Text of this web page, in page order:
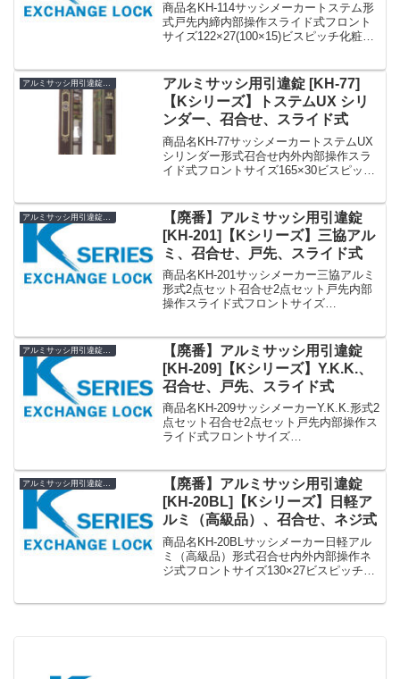
商品名KH-114サッシメーカートステム形
式戸先内締内部操作スライド式フロント
サイズ122×27(100×15)ビスピッチ化粧
表【KH】
アルミサッシ用引違錠 KH
アルミサッシ用引違錠 [KH-77]
【Kシリーズ】トステムUX シリ
ンダー、召合せ、スライド式
商品名KH-77サッシメーカートステムUX
シリンダー形式召合せ内外内部操作スラ
イド式フロントサイズ165×30ビスピッチ
ギ) 交換 取替え MIWA ...
【廃番】アルミサッシ用引違錠
[KH-201]【Kシリーズ】三協アル
ミ、召合せ、戸先、スライド式
商品名KH-201サッシメーカー三協アルミ
形式2点セット召合せ2点セット戸先内部
操作スライド式フロントサイズ
用 KH-219»Kシリーズ ア...
【廃番】アルミサッシ用引違錠
[KH-209]【Kシリーズ】Y.K.K.、
召合せ、戸先、スライド式
商品名KH-209サッシメーカーY.K.K.形式2
点セット召合せ2点セット戸先内部操作ス
ライド式フロントサイズ
考廃番代用 KH-224...
アルミサッシ用引違錠 KH
【廃番】アルミサッシ用引違錠
[KH-20BL]【Kシリーズ】日軽ア
ルミ（高級品）、召合せ、ネジ式
商品名KH-20BLサッシメーカー日軽アル
ミ（高級品）形式召合せ内外内部操作ネ
ジ式フロントサイズ130×27ビスピッチ65